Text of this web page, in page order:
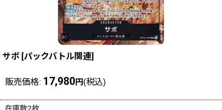
サボ [パックバトル関連]
販売価格: 17,980 円 (税込)